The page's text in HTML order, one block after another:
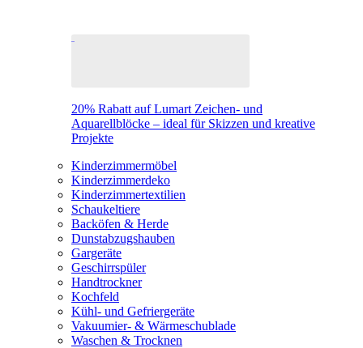
20% Rabatt auf Lumart Zeichen- und
Aquarellblöcke – ideal für Skizzen und kreative
Projekte
Kinderzimmermöbel
Kinderzimmerdeko
Kinderzimmertextilien
Schaukeltiere
Backöfen & Herde
Dunstabzugshauben
Gargeräte
Geschirrspüler
Handtrockner
Kochfeld
Kühl- und Gefriergeräte
Vakuumier- & Wärmeschublade
Waschen & Trocknen